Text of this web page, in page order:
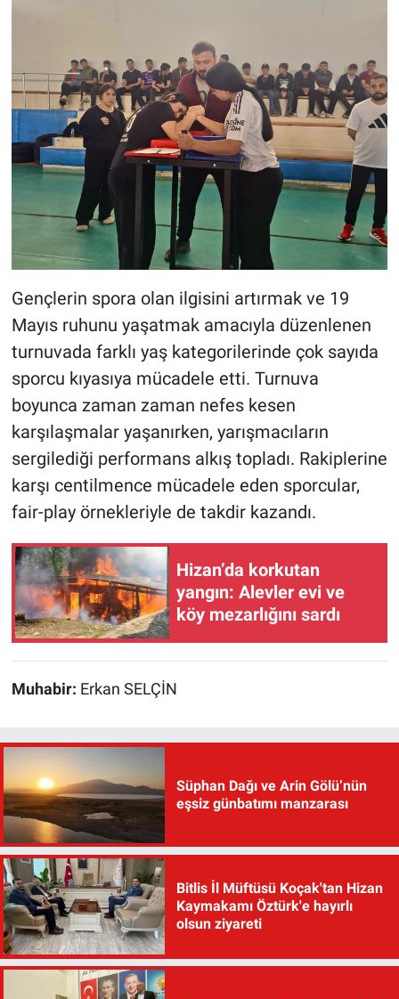
Gençlerin spora olan ilgisini artırmak ve 19
Mayıs ruhunu yaşatmak amacıyla düzenlenen
turnuvada farklı yaş kategorilerinde çok sayıda
sporcu kıyasıya mücadele etti. Turnuva
boyunca zaman zaman nefes kesen
karşılaşmalar yaşanırken, yarışmacıların
sergilediği performans alkış topladı. Rakiplerine
karşı centilmence mücadele eden sporcular,
fair-play örnekleriyle de takdir kazandı.
Hizan’da korkutan
yangın: Alevler evi ve
köy mezarlığını sardı
Muhabir: Erkan SELÇİN
Süphan Dağı ve Arin Gölü’nün
eşsiz günbatımı manzarası
Bitlis İl Müftüsü Koçak'tan Hizan
Kaymakamı Öztürk'e hayırlı
olsun ziyareti